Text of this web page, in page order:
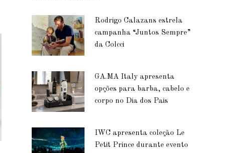
Rodrigo Calazans estrela
campanha “Juntos Sempre”
da Colcci
GA.MA Italy apresenta
opções para barba, cabelo e
corpo no Dia dos Pais
IWC apresenta coleção Le
Petit Prince durante evento